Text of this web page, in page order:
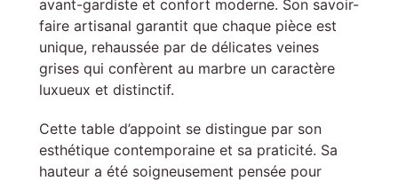
avant-gardiste et confort moderne. Son savoir-
faire artisanal garantit que chaque pièce est
unique, rehaussée par de délicates veines
grises qui confèrent au marbre un caractère
luxueux et distinctif.
Cette table d’appoint se distingue par son
esthétique contemporaine et sa praticité. Sa
hauteur a été soigneusement pensée pour